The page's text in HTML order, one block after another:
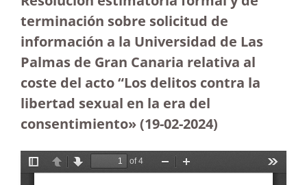
terminación sobre solicitud de
información a la Universidad de Las
Palmas de Gran Canaria relativa al
coste del acto “Los delitos contra la
libertad sexual en la era del
consentimiento»(19-02-2024)